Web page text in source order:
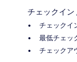
チェックイン
チェックイ
最低チェッ
チェックア